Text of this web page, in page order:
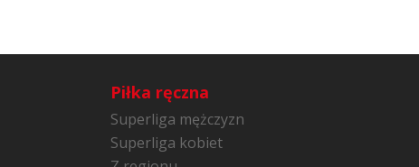
Piłka ręczna
Superliga mężczyzn
Superliga kobiet